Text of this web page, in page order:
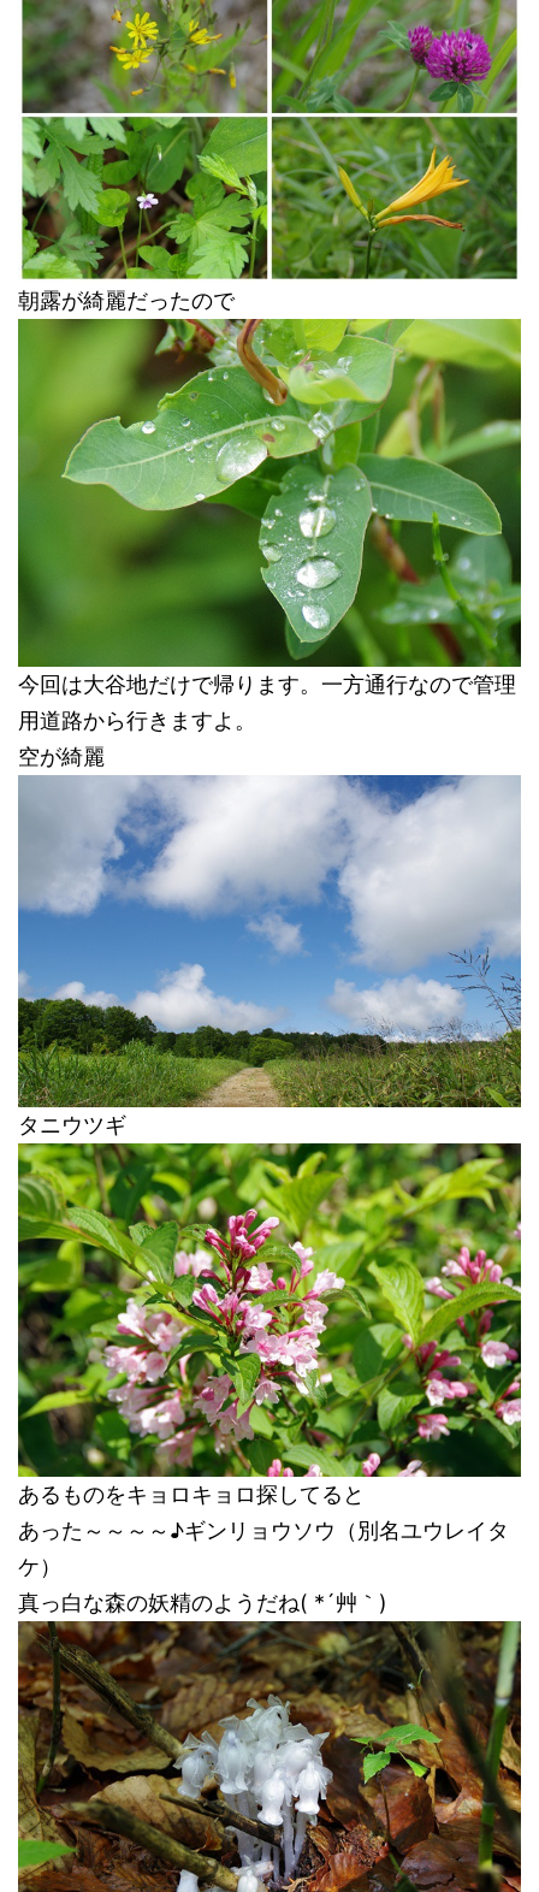
朝露が綺麗だったので
今回は大谷地だけで帰ります。一方通行なので管理
用道路から行きますよ。
空が綺麗
タニウツギ
あるものをキョロキョロ探してると
あった～～～～♪ギンリョウソウ（別名ユウレイタ
ケ）
真っ白な森の妖精のようだね( *´艸｀)